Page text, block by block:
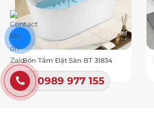
Bồn Tắm Đặt Sàn BT 31834
Liên hệ
0989 977 155